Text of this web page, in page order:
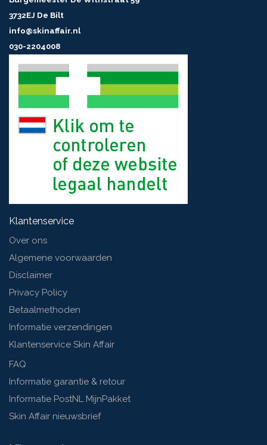
3732EJ De Bilt
info@skinaffair.nl
030-2204008
Klantenservice
Over ons
Algemene voorwaarden
Disclaimer
Privacy Policy
Betaalmethoden
Informatie verzendingen
Klantenservice Skin Affair
FAQ
Informatie garantie & retour
Informatie PostNL MijnPakket
Skin Affair nieuwsbrief